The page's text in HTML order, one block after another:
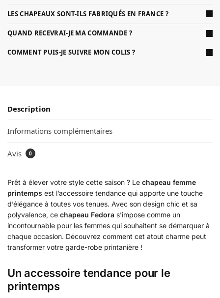
LES CHAPEAUX SONT-ILS FABRIQUÉS EN FRANCE ?
QUAND RECEVRAI-JE MA COMMANDE ?
COMMENT PUIS-JE SUIVRE MON COLIS ?
Description
Informations complémentaires
Avis 0
Prêt à élever votre style cette saison ? Le chapeau femme
printemps est l’accessoire tendance qui apporte une touche
d’élégance à toutes vos tenues. Avec son design chic et sa
polyvalence, ce chapeau Fedora s’impose comme un
incontournable pour les femmes qui souhaitent se démarquer à
chaque occasion. Découvrez comment cet atout charme peut
transformer votre garde-robe printanière !
Un accessoire tendance pour le
printemps